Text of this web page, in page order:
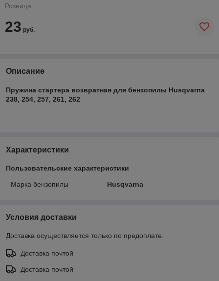
Розница
23 руб.
Описание
Пружина стартера возвратная для бензопилы Husqvarna
238, 254, 257, 261, 262
Характеристики
Пользовательские характеристики
Марка бензопилы Husqvarna
Условия доставки
Доставка осуществляется только по предоплате.
Доставка почтой
Доставка почтой